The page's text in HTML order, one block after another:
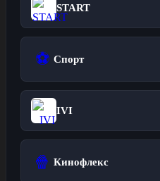
START
⚽ Спорт
IVI
🍿 Кинофлекс